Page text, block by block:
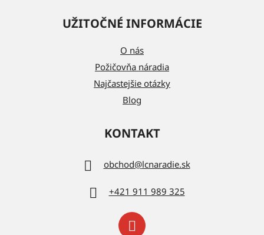
UŽITOČNÉ INFORMÁCIE
O nás
Požičovňa náradia
Najčastejšie otázky
Blog
KONTAKT
obchod@lcnaradie.sk
+421 911 989 325